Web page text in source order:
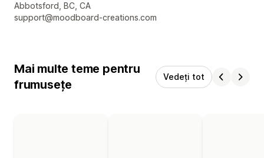
Detaliile de contact ale designerului
Abbotsford, BC, CA
support@moodboard-creations.com
Mai multe teme pentru
frumusețe
Vedeți tot